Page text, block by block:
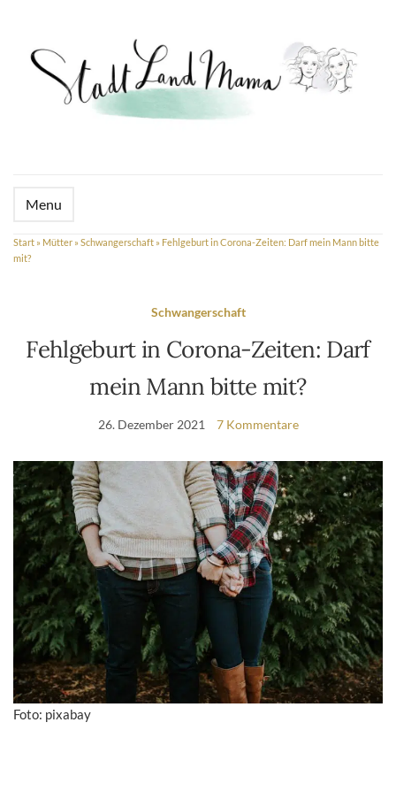
Menu
Start » Mütter » Schwangerschaft » Fehlgeburt in Corona-Zeiten: Darf mein Mann bitte
mit?
Schwangerschaft
Fehlgeburt in Corona-Zeiten: Darf
mein Mann bitte mit?
26. Dezember 2021 7 Kommentare
Foto: pixabay